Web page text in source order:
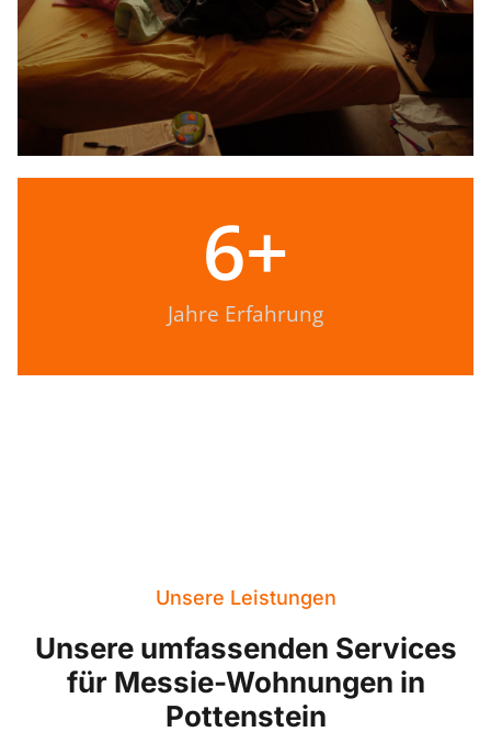
Jahre Erfahrung
6+
Unsere Leistungen
Unsere umfassenden Services
für Messie-Wohnungen in
Pottenstein